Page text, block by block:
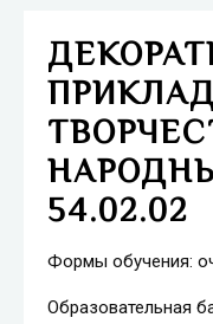
54.02.02
Формы обучения:
Образовательная